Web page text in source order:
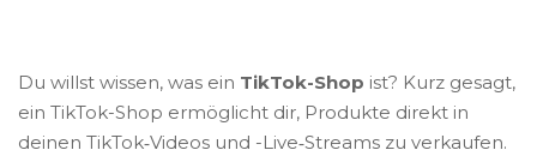
Du willst wissen, was ein TikTok-Shop ist? Kurz gesagt,
ein TikTok-Shop ermöglicht dir, Produkte direkt in
deinen TikTok‑Videos und -Live‑Streams zu verkaufen.